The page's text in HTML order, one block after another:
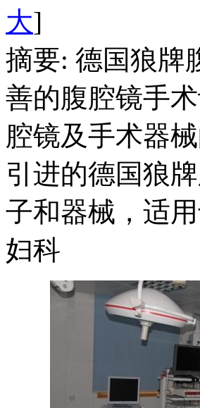
大]
摘要: 德国狼牌
善的腹腔镜手
腔镜及手术器
引进的德国狼
子和器械，适
妇科